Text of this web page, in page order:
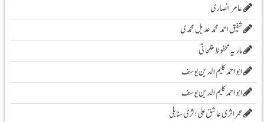
عامر انصاری
شفیق احمد محمد عدیل محمدی
ماریہ محفوظ مفلحاتی
ابو احمد کلیم الدین یوسف
ابو احمد کلیم الدین یوسف
عمر اثری عاشق علی اثری سنابلی